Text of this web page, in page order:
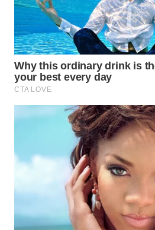
WN
LABUANBAJO
WN
BORNEO
Wahana
WAHANA
TANI